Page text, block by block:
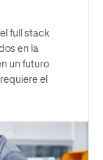
full stack
en la
un futuro
el